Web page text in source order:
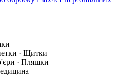
· Щитки
· Пляшки